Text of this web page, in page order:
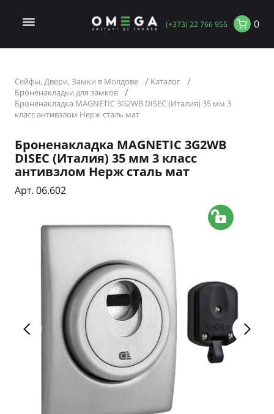
(+373) 22 766 955 0
Сейфы, Двери, Замки в Молдове
Каталог
Броненакладки для замков
Броненакладка MAGNETIC 3G2WB DISEC (Италия) 35 мм 3
класс антивзлом Нерж сталь мат
Броненакладка MAGNETIC 3G2WB
DISEC (Италия) 35 мм 3 класс
антивзлом Нерж сталь мат
Арт. 06.602